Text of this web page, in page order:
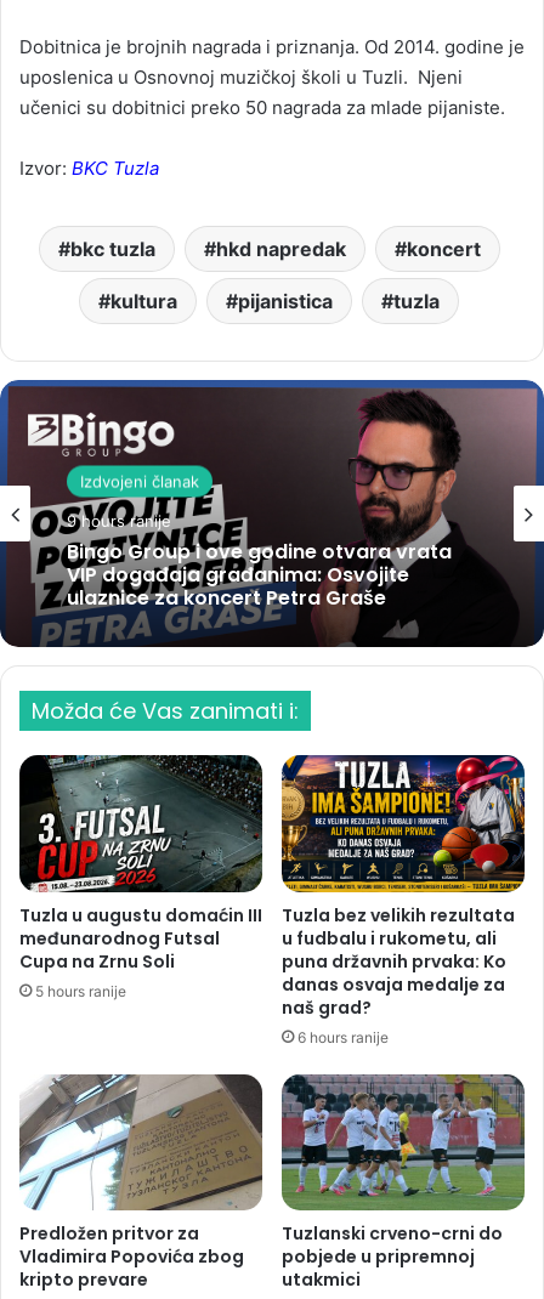
Dobitnica je brojnih nagrada i priznanja. Od 2014. godine je
uposlenica u Osnovnoj muzičkoj školi u Tuzli. Njeni
učenici su dobitnici preko 50 nagrada za mlade pijaniste.
Izvor: BKC Tuzla
bkc tuzla hkd napredak koncert
kultura pijanistica tuzla
Izdvojeni članak
9 hours ranije
Bingo Group i ove godine otvara vrata
VIP događaja građanima: Osvojite
ulaznice za koncert Petra Graše
Možda će Vas zanimati i:
Tuzla u augustu domaćin III
međunarodnog Futsal
Cupa na Zrnu Soli
5 hours ranije
Tuzla bez velikih rezultata
u fudbalu i rukometu, ali
puna državnih prvaka: Ko
danas osvaja medalje za
naš grad?
6 hours ranije
Predložen pritvor za
Vladimira Popovića zbog
kripto prevare
Tuzlanski crveno-crni do
pobjede u pripremnoj
utakmici